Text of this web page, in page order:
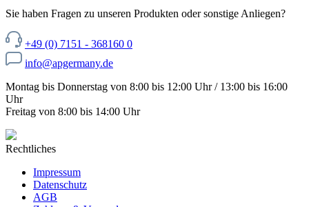
Sie haben Fragen zu unseren Produkten oder sonstige Anliegen?
+49 (0) 7151 - 368160 0
info@apgermany.de
Montag bis Donnerstag von 8:00 bis 12:00 Uhr / 13:00 bis 16:00
Uhr
Freitag von 8:00 bis 14:00 Uhr
Rechtliches
Impressum
Datenschutz
AGB